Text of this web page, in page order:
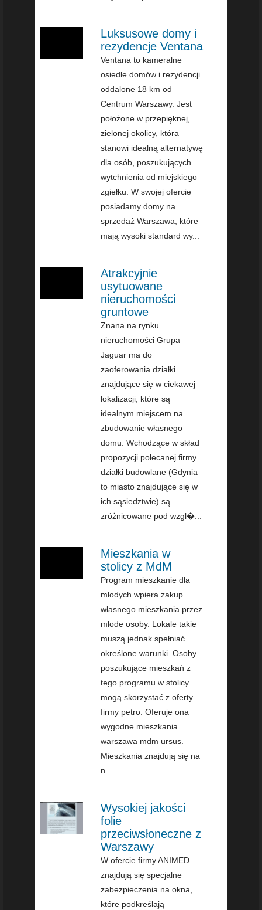
Luksusowe domy i
rezydencje Ventana
Ventana to kameralne
osiedle domów i rezydencji
oddalone 18 km od
Centrum Warszawy. Jest
położone w przepięknej,
zielonej okolicy, która
stanowi idealną alternatywę
dla osób, poszukujących
wytchnienia od miejskiego
zgiełku. W swojej ofercie
posiadamy domy na
sprzedaż Warszawa, które
mają wysoki standard wy...
Atrakcyjnie
usytuowane
nieruchomości
gruntowe
Znana na rynku
nieruchomości Grupa
Jaguar ma do
zaoferowania działki
znajdujące się w ciekawej
lokalizacji, które są
idealnym miejscem na
zbudowanie własnego
domu. Wchodzące w skład
propozycji polecanej firmy
działki budowlane (Gdynia
to miasto znajdujące się w
ich sąsiedztwie) są
zróżnicowane pod wzgl�...
Mieszkania w
stolicy z MdM
Program mieszkanie dla
młodych wpiera zakup
własnego mieszkania przez
młode osoby. Lokale takie
muszą jednak spełniać
określone warunki. Osoby
poszukujące mieszkań z
tego programu w stolicy
mogą skorzystać z oferty
firmy petro. Oferuje ona
wygodne mieszkania
warszawa mdm ursus.
Mieszkania znajdują się na
n...
Wysokiej jakości
folie
przeciwsłoneczne z
Warszawy
W ofercie firmy ANIMED
znajdują się specjalne
zabezpieczenia na okna,
które podkreślają